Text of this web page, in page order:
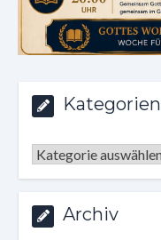
Kategorien
Kategorien
Archiv